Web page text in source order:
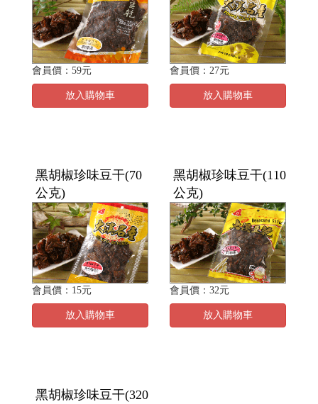
會員價：59元
放入購物車
會員價：27元
放入購物車
黑胡椒珍味豆干(70
公克)
會員價：15元
放入購物車
黑胡椒珍味豆干(110
公克)
會員價：32元
放入購物車
黑胡椒珍味豆干(320